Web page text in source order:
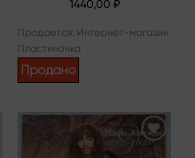
1440,00 ₽
Продается: Интернет-магазин
Пластиночка
Продано